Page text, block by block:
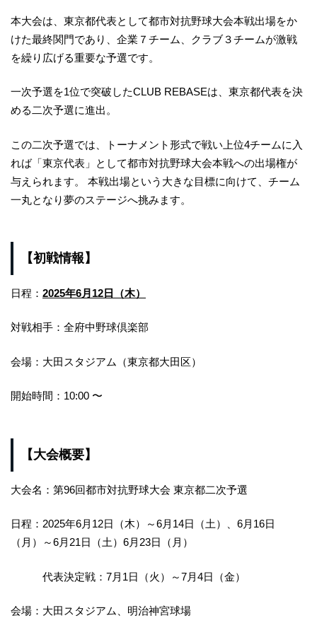
本大会は、東京都代表として都市対抗野球大会本戦出場をか
けた最終関門であり、企業７チーム、クラブ３チームが激戦
を繰り広げる重要な予選です。
一次予選を1位で突破したCLUB REBASEは、東京都代表を決
める二次予選に進出。
この二次予選では、トーナメント形式で戦い上位4チームに入
れば「東京代表」として都市対抗野球大会本戦への出場権が
与えられます。 本戦出場という大きな目標に向けて、チーム
一丸となり夢のステージへ挑みます。
【初戦情報】
日程： 2025年6月12日（木）
対戦相手：全府中野球倶楽部
会場：大田スタジアム（東京都大田区）
開始時間：10:00 〜
【大会概要】
大会名：第96回都市対抗野球大会 東京都二次予選
日程：2025年6月12日（木）～6月14日（土）、6月16日
（月）～6月21日（土）6月23日（月）
代表決定戦：7月1日（火）～7月4日（金）
会場：大田スタジアム、明治神宮球場